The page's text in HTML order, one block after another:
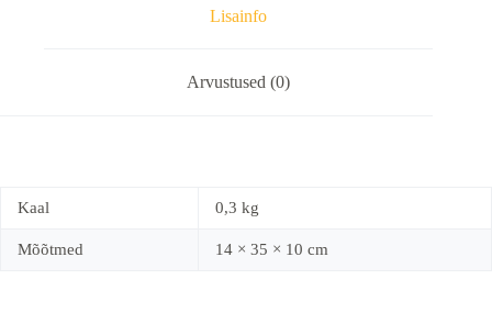
Lisainfo
Arvustused (0)
Kaal 0,3 kg
Mõõtmed 14 × 35 × 10 cm